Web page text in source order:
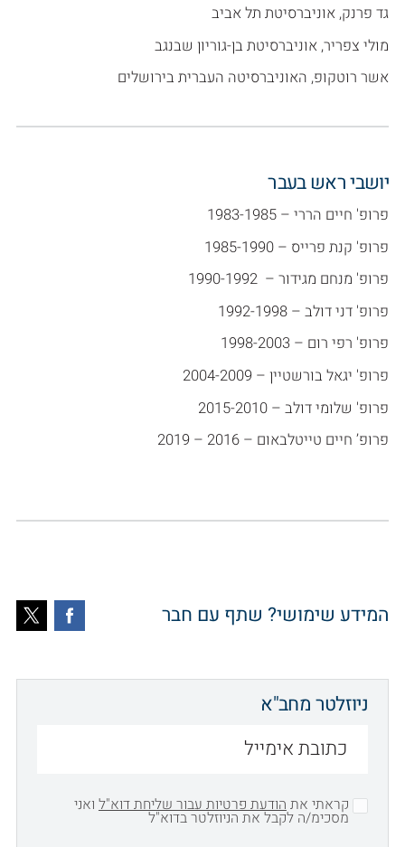
גד פרנק, אוניברסיטת תל אביב
מולי צפריר, אוניברסיטת בן-גוריון שבנגב
אשר רוטקופ, האוניברסיטה העברית בירושלים
יושבי ראש בעבר
פרופ' חיים הררי – 1983-1985
פרופ' קנת פרייס – 1985-1990
פרופ' מנחם מגידור – 1990-1992
פרופ' דני דולב – 1992-1998
פרופ' רפי רום – 1998-2003
פרופ' יגאל בורשטיין – 2004-2009
פרופ' שלומי דולב – 2015-2010
פרופ’ חיים טייטלבאום – 2016 – 2019
המידע שימושי? שתף עם חבר
ניוזלטר מחב"א
קראתי אתהודעת פרטיות עבור שליחת דוא"ל ואני
מסכימ/ה לקבל את הניוזלטר בדוא"ל